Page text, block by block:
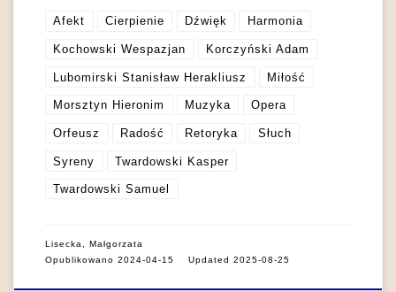
Afekt Cierpienie Dźwięk Harmonia
Kochowski Wespazjan Korczyński Adam
Lubomirski Stanisław Herakliusz Miłość
Morsztyn Hieronim Muzyka Opera
Orfeusz Radość Retoryka Słuch
Syreny Twardowski Kasper
Twardowski Samuel
Lisecka, Małgorzata
Opublikowano 2024-04-15 Updated 2025-08-25